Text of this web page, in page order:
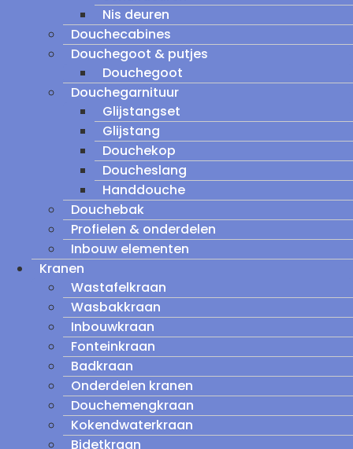
Nis deuren
Douchecabines
Douchegoot & putjes
Douchegoot
Douchegarnituur
Glijstangset
Glijstang
Douchekop
Doucheslang
Handdouche
Douchebak
Profielen & onderdelen
Inbouw elementen
Kranen
Wastafelkraan
Wasbakkraan
Inbouwkraan
Fonteinkraan
Badkraan
Onderdelen kranen
Douchemengkraan
Kokendwaterkraan
Bidetkraan